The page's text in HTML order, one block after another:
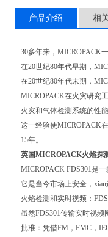
产品介绍 相
30多年来，MICROPACK
在20世纪80年代早期，
在20世纪80年代末期，
MICROPACK在火灾研究
火灾和气体检测系统的性
这一经验使MICROPACK
15年。
英国MICROPACK火焰探
MICROPACK FDS301是
它是当今市场上安全，
火焰检测和实时视频：
虽然FDS301传输实时视
批准：凭借FM，FMC，